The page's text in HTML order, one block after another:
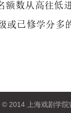
© 2014 上海戏剧学